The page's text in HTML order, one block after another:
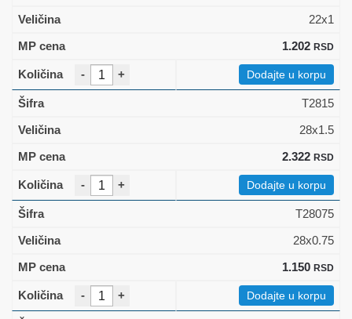
22x1
1.202 RSD
- + Dodajte u korpu
T2815
28x1.5
2.322 RSD
- + Dodajte u korpu
T28075
28x0.75
1.150 RSD
- + Dodajte u korpu